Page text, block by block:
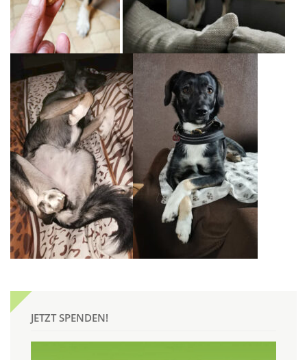
JETZT SPENDEN!